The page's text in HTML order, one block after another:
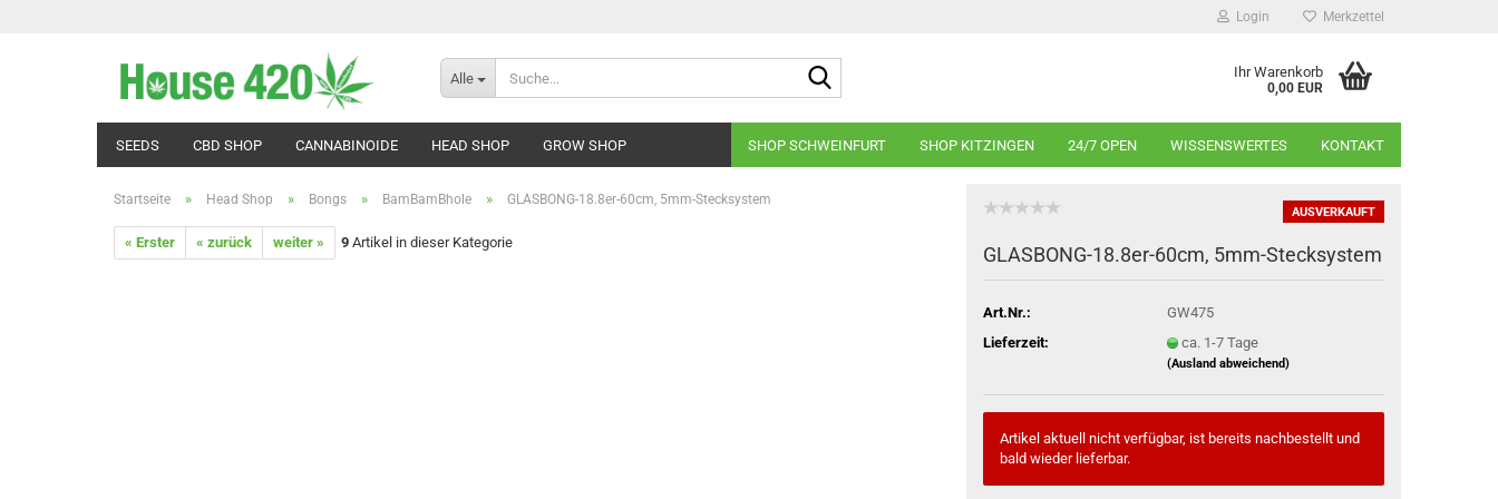
Login Merkzettel
Alle Ihr Warenkorb
0,00 EUR
SEEDS CBD SHOP CANNABINOIDE HEAD SHOP GROW SHOP SHOP SCHWEINFURT SHOP KITZINGEN 24/7 OPEN WISSENSWERTES KONTAKT
Startseite » Head Shop » Bongs » BamBamBhole » GLASBONG-18.8er-60cm, 5mm-Stecksystem
« Erster « zurück weiter » 9 Artikel in dieser Kategorie
AUSVERKAUFT
GLASBONG-18.8er-60cm, 5mm-Stecksystem
Art.Nr.:
GW475
Lieferzeit:
ca. 1-7 Tage
(Ausland abweichend)
Artikel aktuell nicht verfügbar, ist bereits nachbestellt und
bald wieder lieferbar.